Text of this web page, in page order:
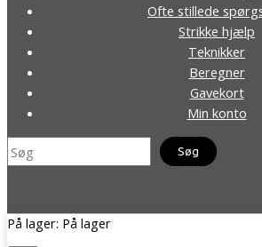
Ofte stillede
Strikke hjælp
Teknikker
Beregner
Gavekort
Min konto
Søg
Copyright © 2026 | KNITlig
På lager: På lager
Knap
med